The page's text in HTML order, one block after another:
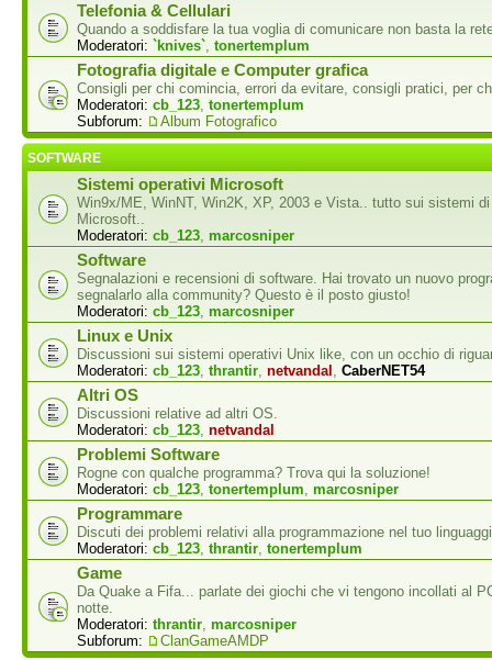
Telefonia & Cellulari
Quando a soddisfare la tua voglia di comunicare non basta la
Moderatori: `knives`, tonertemplum
Fotografia digitale e Computer grafica
Consigli per chi comincia, errori da evitare, consigli pratici, per
Moderatori: cb_123, tonertemplum
Subforum:
Album Fotografico
SOFTWARE
Sistemi operativi Microsoft
Win9x/ME, WinNT, Win2K, XP, 2003 e Vista.. tutto sui sistemi
Microsoft..
Moderatori: cb_123, marcosniper
Software
Segnalazioni e recensioni di software. Hai trovato un nuovo
segnalarlo alla community? Questo è il posto giusto!
Moderatori: cb_123, marcosniper
Linux e Unix
Discussioni sui sistemi operativi Unix like, con un occhio di
Moderatori: cb_123, thrantir, netvandal , CaberNET54
Altri OS
Discussioni relative ad altri OS.
Moderatori: cb_123, netvandal
Problemi Software
Rogne con qualche programma? Trova qui la soluzione!
Moderatori: cb_123, tonertemplum, marcosniper
Programmare
Discuti dei problemi relativi alla programmazione nel tuo
Moderatori: cb_123, thrantir, tonertemplum
Game
Da Quake a Fifa... parlate dei giochi che vi tengono incollati al
notte.
Moderatori: thrantir, marcosniper
Subforum:
ClanGameAMDP